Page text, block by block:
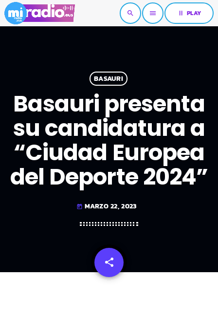
search menu pause PLAY
BASAURI
Basauri presenta
su candidatura a
“Ciudad Europea
del Deporte 2024”
today MARZO 22, 2023
share
email